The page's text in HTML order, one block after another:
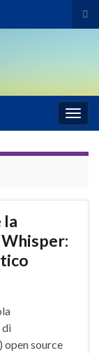
il
la
la
di
open source